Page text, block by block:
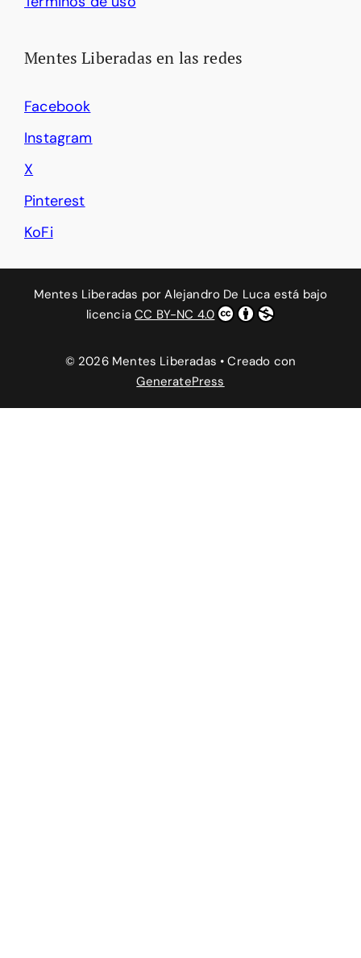
Mentes Liberadas en las redes
Facebook
Instagram
X
Pinterest
KoFi
Mentes Liberadas porAlejandro De Luca está bajo
licenciaCC BY-NC 4.0
© 2026 Mentes Liberadas • Creado con
GeneratePress